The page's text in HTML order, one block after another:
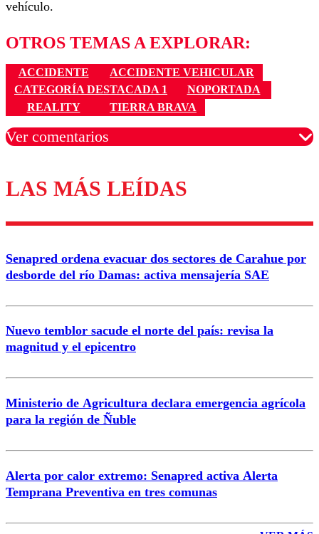
vehículo.
OTROS TEMAS A EXPLORAR:
ACCIDENTE
ACCIDENTE VEHICULAR
CATEGORÍA DESTACADA 1
NOPORTADA
REALITY
TIERRA BRAVA
Ver comentarios
Los comentarios son moderados para garantizar un
diálogo respetuoso.
Correo
LAS MÁS LEÍDAS
Senapred ordena evacuar dos sectores de Carahue por
desborde del río Damas: activa mensajería SAE
Nuevo temblor sacude el norte del país: revisa la
magnitud y el epicentro
Ministerio de Agricultura declara emergencia agrícola
para la región de Ñuble
Alerta por calor extremo: Senapred activa Alerta
Temprana Preventiva en tres comunas